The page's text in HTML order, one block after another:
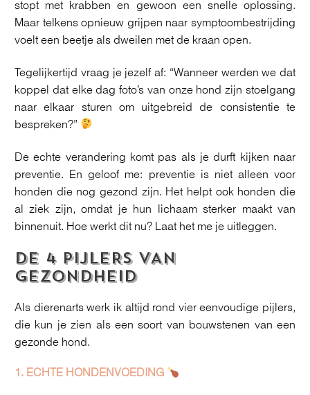
stopt met krabben en gewoon een snelle oplossing.
Maar telkens opnieuw grijpen naar symptoombestrijding
voelt een beetje als dweilen met de kraan open.
Tegelijkertijd vraag je jezelf af: “Wanneer werden we dat
koppel dat elke dag foto’s van onze hond zijn stoelgang
naar elkaar sturen om uitgebreid de consistentie te
bespreken?”
De echte verandering komt pas als je durft kijken naar
preventie. En geloof me: preventie is niet alleen voor
honden die nog gezond zijn. Het helpt ook honden die
al ziek zijn, omdat je hun lichaam sterker maakt van
binnenuit. Hoe werkt dit nu? Laat het me je uitleggen.
DE 4 PIJLERS VAN
GEZONDHEID
Als dierenarts werk ik altijd rond vier eenvoudige pijlers,
die kun je zien als een soort van bouwstenen van een
gezonde hond.
1. ECHTE HONDENVOEDING